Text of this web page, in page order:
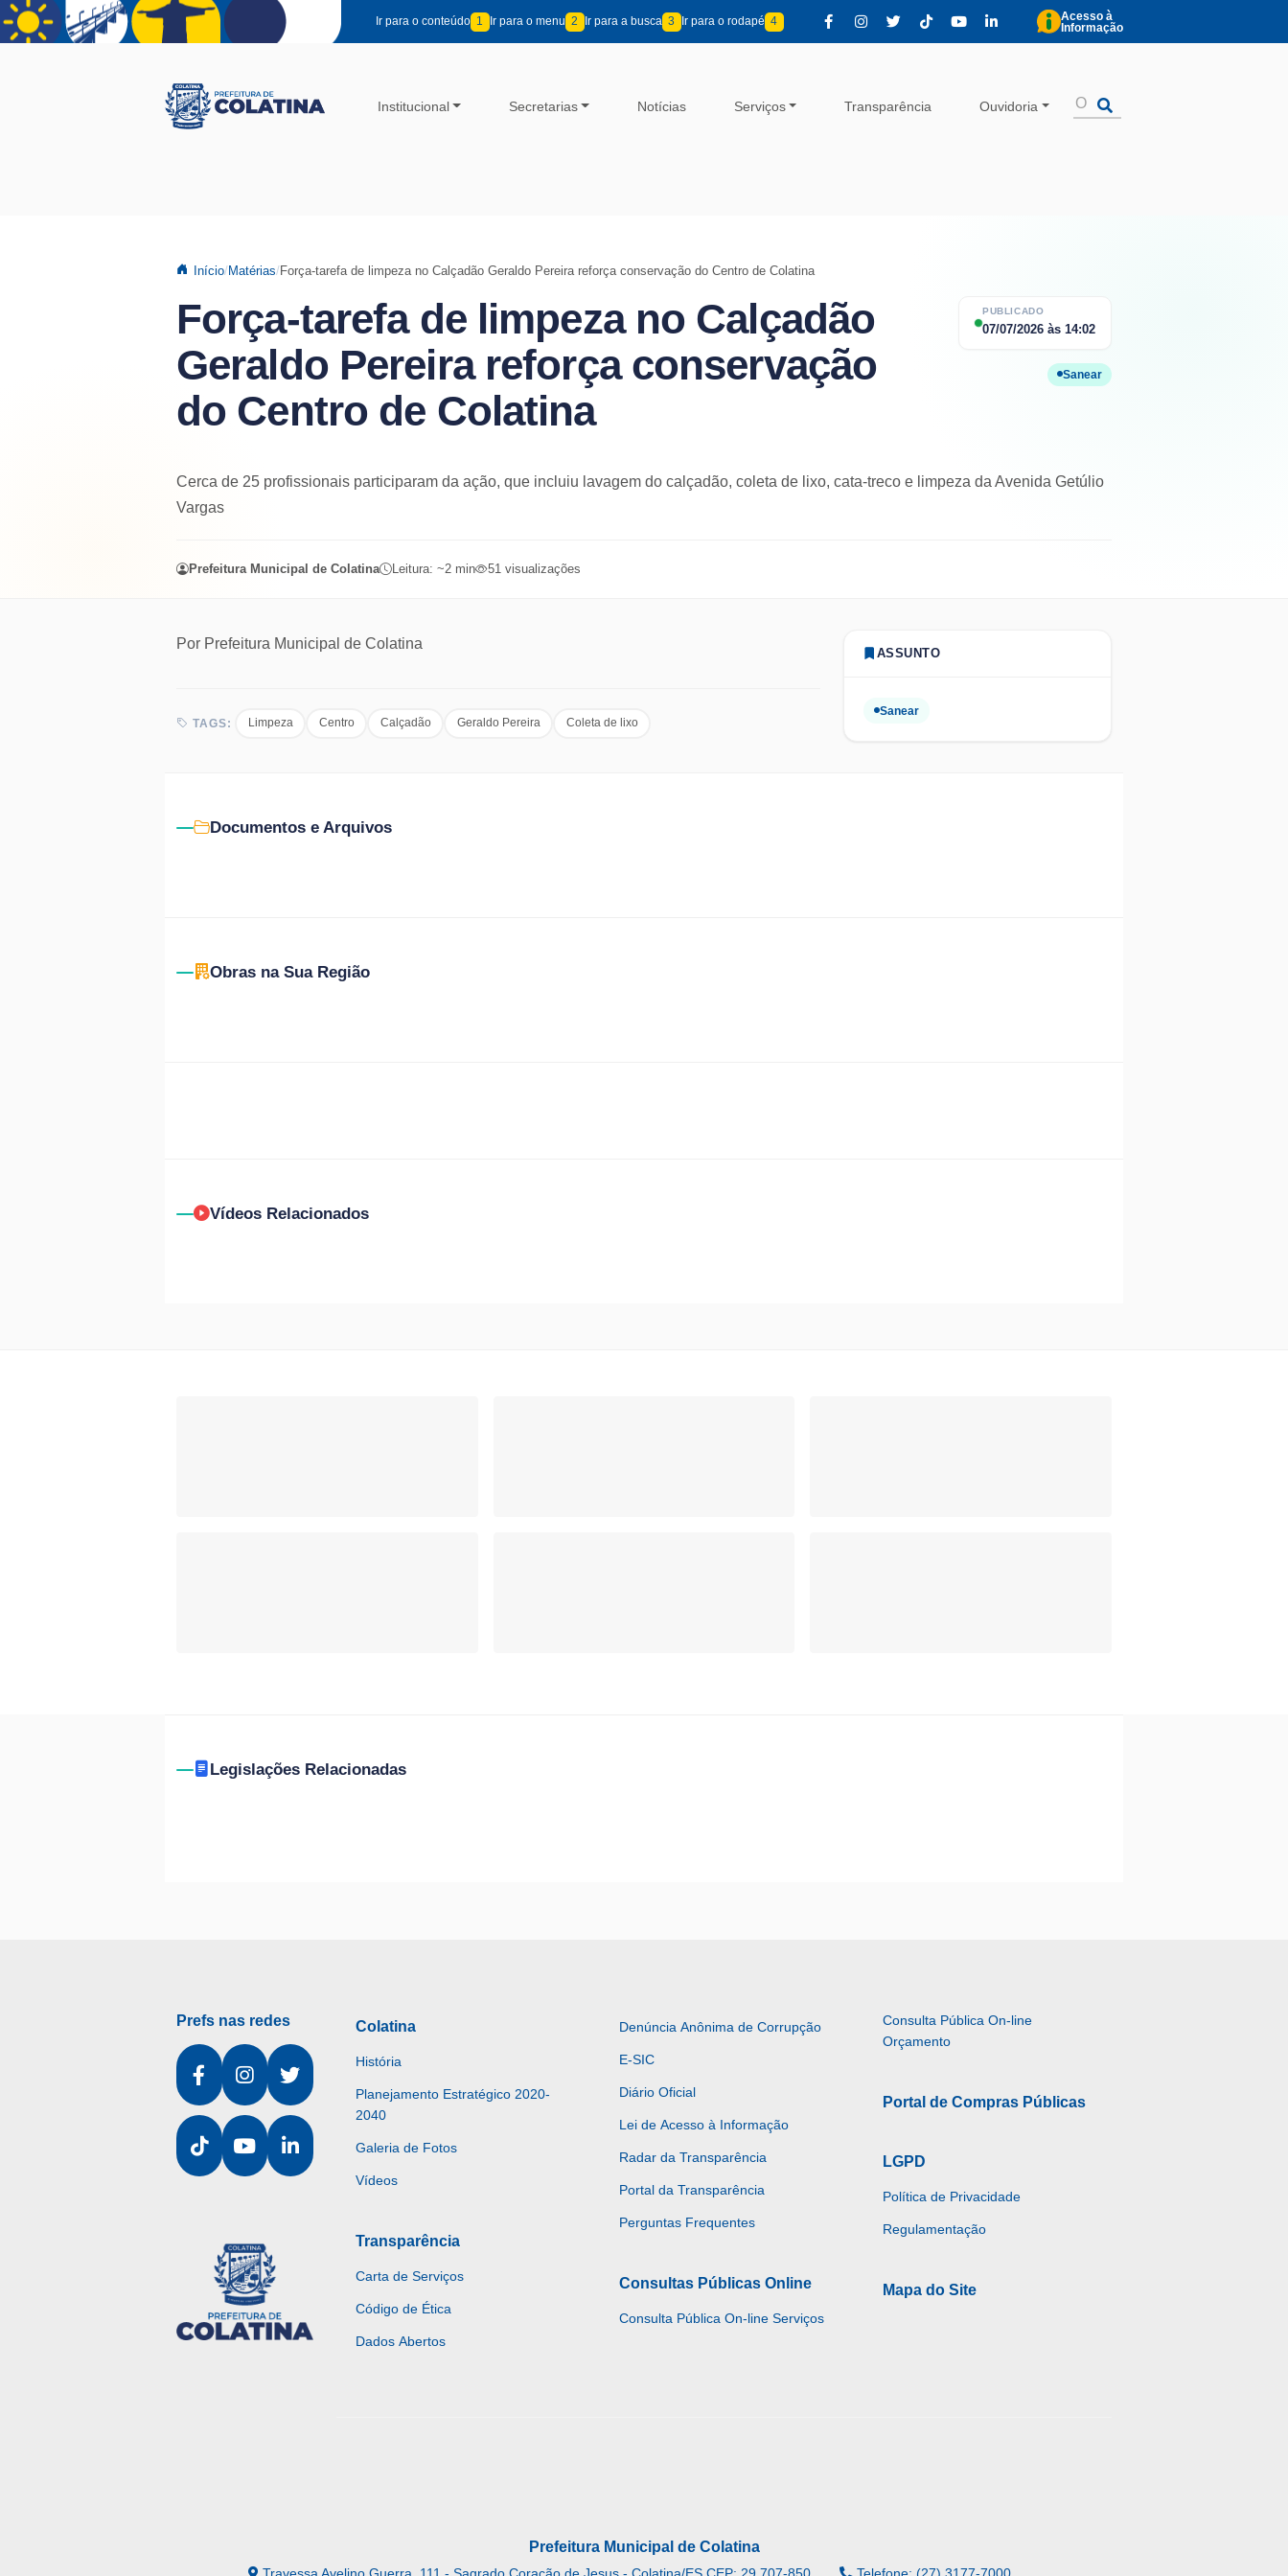
Pular para o conteúdo principal
Ir para o conteúdo 1 Ir para o menu 2 Ir para a busca 3 Ir para o rodapé 4
Acesso à
Informação
Institucional Secretarias Notícias Serviços Transparência Ouvidoria
Início Matérias Força-tarefa de limpeza no Calçadão Geraldo Pereira reforça conservação do Centro de Colatina
Força-tarefa de limpeza no Calçadão
Geraldo Pereira reforça conservação
do Centro de Colatina
PUBLICADO
07/07/2026 às 14:02
Sanear
Cerca de 25 profissionais participaram da ação, que incluiu lavagem do calçadão, coleta de lixo, cata-treco e limpeza da Avenida Getúlio
Vargas
Prefeitura Municipal de Colatina Leitura: ~2 min 51 visualizações
Por Prefeitura Municipal de Colatina
TAGS: Limpeza Centro Calçadão Geraldo Pereira Coleta de lixo
ASSUNTO
Sanear
Documentos e Arquivos
Obras na Sua Região
Vídeos Relacionados
Legislações Relacionadas
Prefs nas redes Colatina
História
Planejamento Estratégico 2020-
2040
Galeria de Fotos
Vídeos
Transparência
Carta de Serviços
Código de Ética
Dados Abertos
Denúncia Anônima de Corrupção
E-SIC
Diário Oficial
Lei de Acesso à Informação
Radar da Transparência
Portal da Transparência
Perguntas Frequentes
Consultas Públicas Online
Consulta Pública On-line Serviços
Consulta Pública On-line
Orçamento
Portal de Compras Públicas
LGPD
Política de Privacidade
Regulamentação
Mapa do Site
Prefeitura Municipal de Colatina